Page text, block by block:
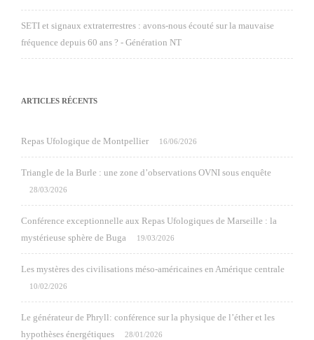
SETI et signaux extraterrestres : avons-nous écouté sur la mauvaise
fréquence depuis 60 ans ? - Génération NT
ARTICLES RÉCENTS
Repas Ufologique de Montpellier 16/06/2026
Triangle de la Burle : une zone d’observations OVNI sous enquête
28/03/2026
Conférence exceptionnelle aux Repas Ufologiques de Marseille : la
mystérieuse sphère de Buga
19/03/2026
Les mystères des civilisations méso-américaines en Amérique centrale
10/02/2026
Le générateur de Phryll: conférence sur la physique de l’éther et les
hypothèses énergétiques
28/01/2026